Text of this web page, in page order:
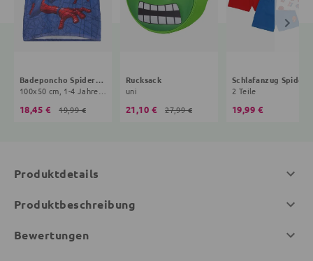
Badeponcho Spiderman
18,45 € 19,99 €
Rucksack
uni
21,10 € 27,99 €
2 Teile
19,99 €
Produktdetails
Produktbeschreibung
Bewertungen